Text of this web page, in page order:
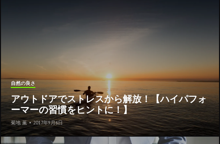
自然の良さ
アウトドアでストレスから解放！【ハイパフォ
ーマーの習慣をヒントに！】
菊地 薫 • 2017年9月6日